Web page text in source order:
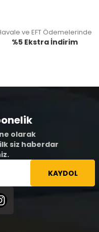
ve EFT Ödemelerinde
%5 Ekstra İndirim
olarak
siz haberdar
KAYDOL